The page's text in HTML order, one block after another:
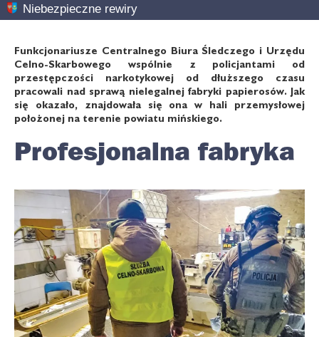
Niebezpieczne rewiry
Funkcjonariusze Centralnego Biura Śledczego i Urzędu
Celno-Skarbowego wspólnie z policjantami od
przestępczości narkotykowej od dłuższego czasu
pracowali nad sprawą nielegalnej fabryki papierosów. Jak
się okazało, znajdowała się ona w hali przemysłowej
położonej na terenie powiatu mińskiego.
Profesjonalna fabryka